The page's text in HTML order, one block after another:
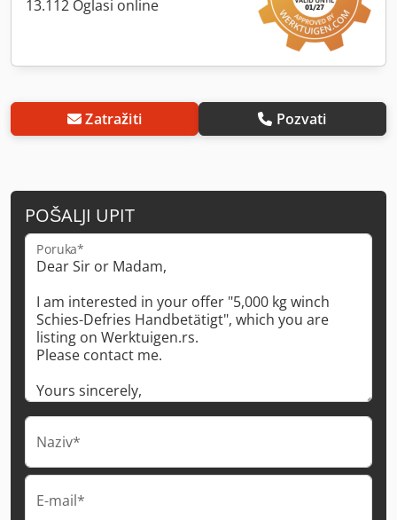
13.112 Oglasi online
Zatražiti Pozvati
POŠALJI UPIT
Poruka*
Naziv*
E-mail*